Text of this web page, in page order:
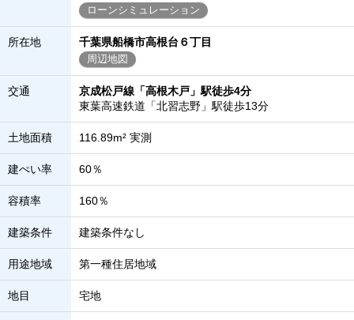
ローンシミュレーション
所在地 千葉県船橋市高根台６丁目
周辺地図
交通
京成松戸線「高根木戸」駅徒歩4分
東葉高速鉄道「北習志野」駅徒歩13分
土地面積 116.89m² 実測
建ぺい率 60％
容積率 160％
建築条件 建築条件なし
用途地域 第一種住居地域
地目 宅地